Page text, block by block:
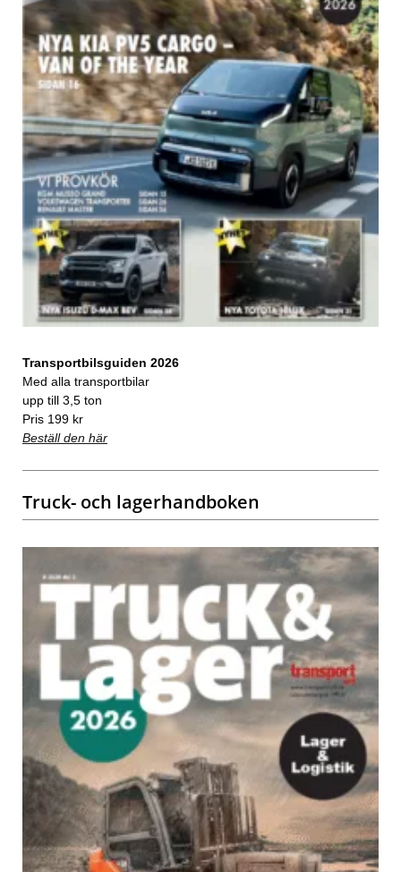
Transportbilsguiden 2026
Med alla transportbilar
upp till 3,5 ton
Pris 199 kr
Beställ den här
Truck- och lagerhandboken